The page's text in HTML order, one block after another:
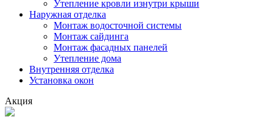
Утепление кровли изнутри крыши
Наружная отделка
Монтаж водосточной системы
Монтаж сайдинга
Монтаж фасадных панелей
Утепление дома
Внутренняя отделка
Установка окон
Акция